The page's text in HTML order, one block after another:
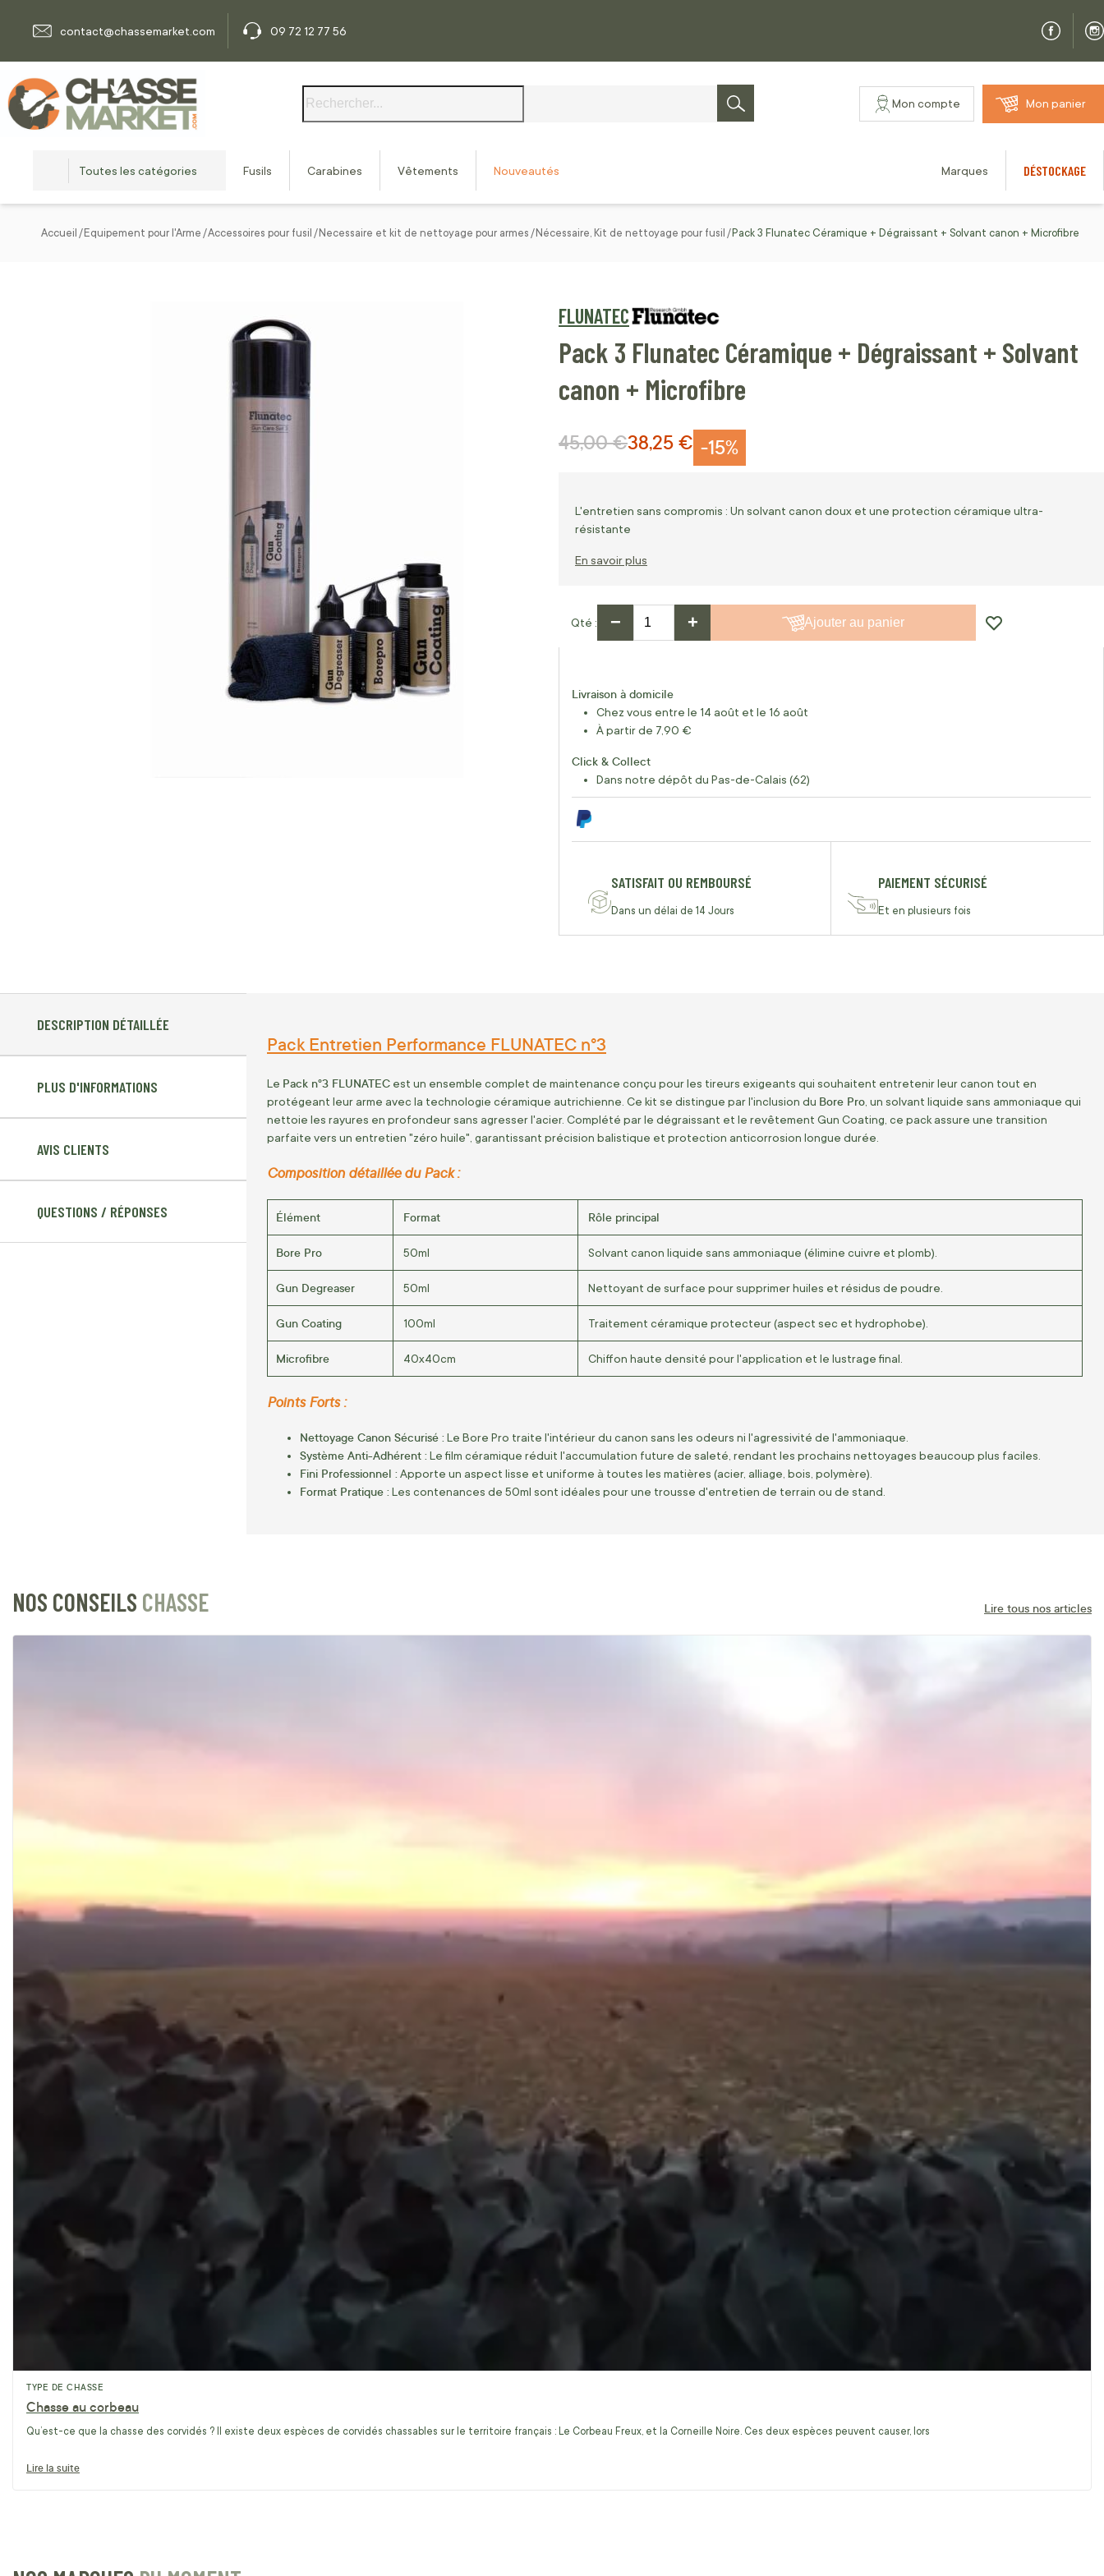
contact@chassemarket.com
09 72 12 77 56
Rechercher
Mon compte Mon panier
Toutes les catégories Fusils Carabines Vêtements Nouveautés Marques DÉSTOCKAGE
Accueil Equipement pour l'Arme Accessoires pour fusil Necessaire et kit de nettoyage pour armes Nécessaire, Kit de nettoyage pour fusil Pack 3 Flunatec Céramique + Dégraissant + Solvant canon + Microfibre
FLUNATEC
Pack 3 Flunatec Céramique + Dégraissant + Solvant
canon + Microfibre
-15%
Prix Spécial
38,25 €
Prix normal
45,00 €
L'entretien sans compromis : Un solvant canon doux et une protection céramique ultra-
résistante
En savoir plus
Qté − + Ajouter au panier
Livraison à domicile
Chez vous entre le 14 août et le 16 août
À partir de 7,90 €
Click & Collect
Dans notre dépôt du Pas-de-Calais (62)
SATISFAIT OU REMBOURSÉ
Dans un délai de 14 Jours
PAIEMENT SÉCURISÉ
Et en plusieurs fois
DESCRIPTION DÉTAILLÉE
PLUS D'INFORMATIONS
AVIS CLIENTS
QUESTIONS / RÉPONSES
Pack Entretien Performance FLUNATEC n°3
Le Pack n°3 FLUNATEC est un ensemble complet de maintenance conçu pour les tireurs exigeants qui souhaitent entretenir leur canon tout en
protégeant leur arme avec la technologie céramique autrichienne. Ce kit se distingue par l'inclusion du Bore Pro , un solvant liquide sans ammoniaque qui
nettoie les rayures en profondeur sans agresser l'acier. Complété par le dégraissant et le revêtement Gun Coating, ce pack assure une transition
parfaite vers un entretien "zéro huile", garantissant précision balistique et protection anticorrosion longue durée.
Composition détaillée du Pack :
Élément Format Rôle principal
Bore Pro 50ml Solvant canon liquide sans ammoniaque (élimine cuivre et plomb).
Gun Degreaser 50ml Nettoyant de surface pour supprimer huiles et résidus de poudre.
Gun Coating 100ml Traitement céramique protecteur (aspect sec et hydrophobe).
Microfibre 40x40cm Chiffon haute densité pour l'application et le lustrage final.
Points Forts :
Nettoyage Canon Sécurisé : Le Bore Pro traite l'intérieur du canon sans les odeurs ni l'agressivité de l'ammoniaque.
Système Anti-Adhérent : Le film céramique réduit l'accumulation future de saleté, rendant les prochains nettoyages beaucoup plus faciles.
Fini Professionnel : Apporte un aspect lisse et uniforme à toutes les matières (acier, alliage, bois, polymère).
Format Pratique : Les contenances de 50ml sont idéales pour une trousse d'entretien de terrain ou de stand.
NOS CONSEILS CHASSE Lire tous nos articles
TYPE DE CHASSE
Chasse au corbeau
Qu’est-ce que la chasse des corvidés ? Il existe deux espèces de corvidés chassables sur le territoire français : Le Corbeau Freux, et la Corneille Noire. Ces deux espèces peuvent causer, lors
Lire la suite